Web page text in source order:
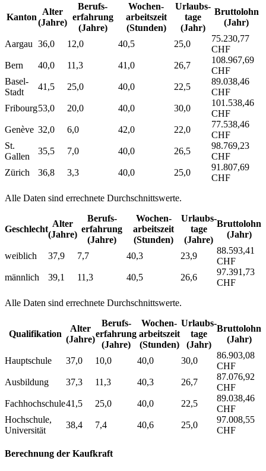
Kanton
Alter
(Jahre)
Berufs­
erfahrung
(Jahre)
Wochen­
arbeitszeit
(Stunden)
Urlaubs­
tage
(Jahr)
Bruttolohn
(Jahr)
Aargau 36,0 12,0 40,5 25,0
75.230,77
CHF
Bern
40,0 11,3 41,0 26,7
108.967,69
CHF
Basel-
Stadt
41,5 25,0 40,0 22,5
89.038,46
CHF
Fribourg53,0 20,0 40,0 30,0
101.538,46
CHF
Genève 32,0 6,0 42,0 22,0
77.538,46
CHF
St.
Gallen
35,5 7,0 40,0 26,5
98.769,23
CHF
Zürich
36,8 3,3 40,0 25,0
91.807,69
CHF
Alle Daten sind errechnete Durchschnittswerte.
Geschlecht
Alter
(Jahre)
Berufs­
erfahrung
(Jahre)
Wochen­
arbeitszeit
(Stunden)
Urlaubs­
tage
(Jahre)
Bruttolohn
(Jahr)
weiblich 37,9 7,7 40,3 23,9
88.593,41
CHF
männlich
39,1 11,3 40,5 26,6
97.391,73
CHF
Alle Daten sind errechnete Durchschnittswerte.
Qualifikation
Alter
(Jahre)
Berufs­
erfahrung
(Jahre)
Wochen­
arbeitszeit
(Stunden)
Urlaubs­
tage
(Jahr)
Bruttolohn
(Jahr)
Hauptschule 37,0 10,0 40,0 30,0
86.903,08
CHF
Ausbildung
37,3 11,3 40,3 26,7
87.076,92
CHF
Fachhochschule41,5 25,0 40,0 22,5
89.038,46
CHF
Hochschule,
Universität
38,4 7,4 40,6 25,0
97.008,55
CHF
Berechnung der Kaufkraft